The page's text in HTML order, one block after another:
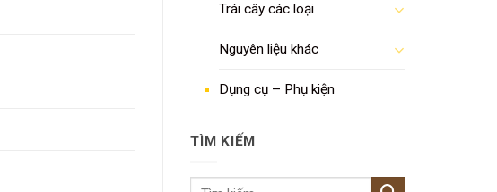
Trái cây các loại
Nguyên liệu khác
Dụng cụ – Phụ kiện
TÌM KIẾM